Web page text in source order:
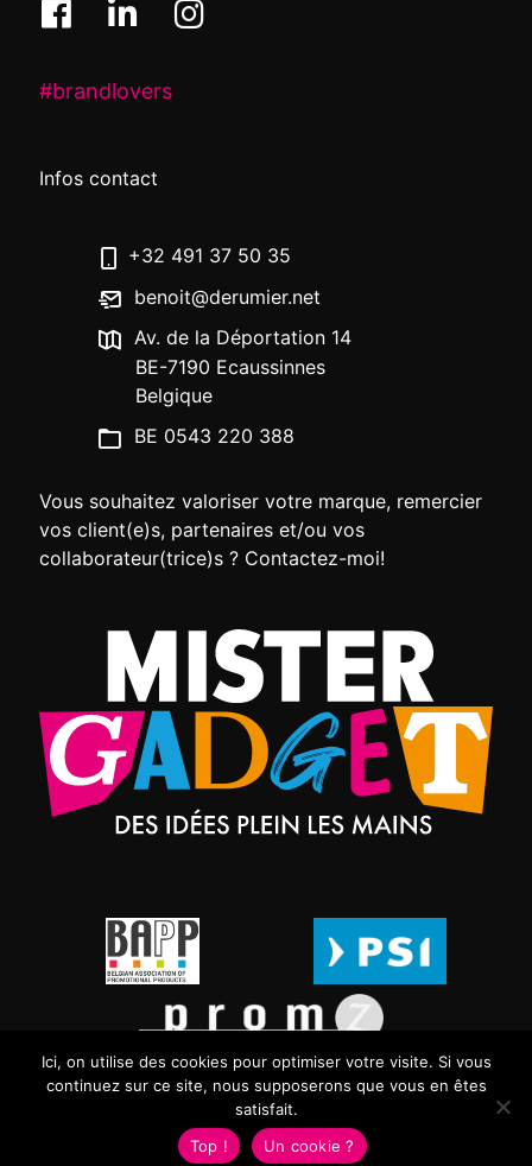
#brandlovers
Infos contact
+32 491 37 50 35
benoit@derumier.net
Av. de la Déportation 14
BE-7190 Ecaussinnes
Belgique
BE 0543 220 388
Vous souhaitez valoriser votre marque, remercier
vos client(e)s, partenaires et/ou vos
collaborateur(trice)s ? Contactez-moi!
Ici, on utilise des cookies pour optimiser votre visite. Si vous
continuez sur ce site, nous supposerons que vous en êtes
satisfait.
Top !
Un cookie ?